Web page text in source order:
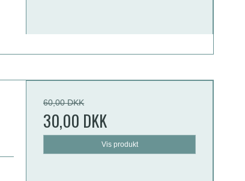
60,00 DKK
30,00 DKK
Vis produkt